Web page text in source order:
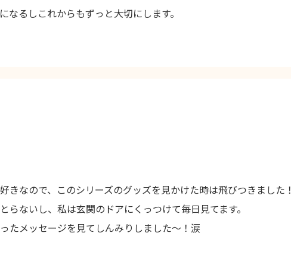
なるしこれからもずっと大切にします。
きなので、このシリーズのグッズを見かけた時は飛びつきました！
らないし、私は玄関のドアにくっつけて毎日見てます。
たメッセージを見てしんみりしました〜！涙